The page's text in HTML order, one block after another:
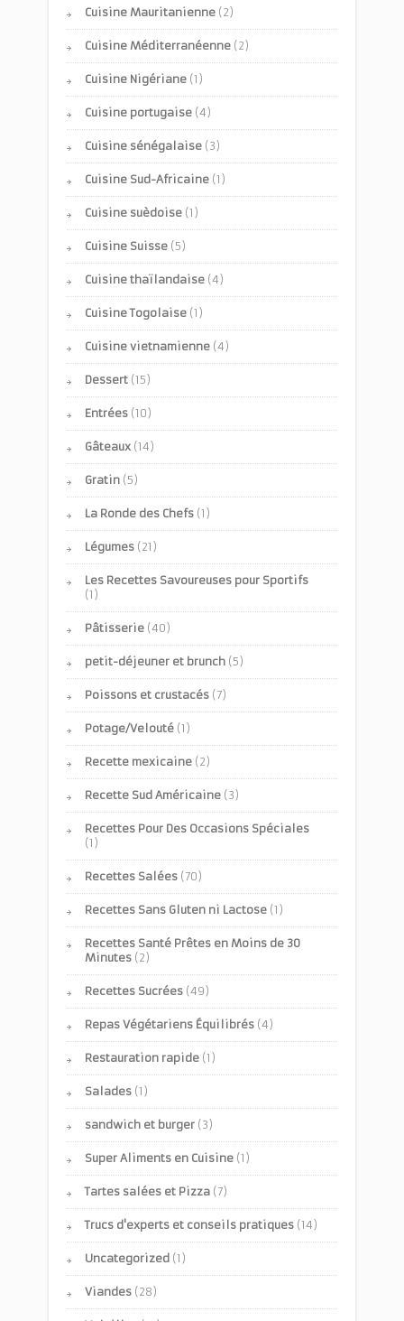
Cuisine Mauritanienne (2)
Cuisine Méditerranéenne (2)
Cuisine Nigériane (1)
Cuisine portugaise (4)
Cuisine sénégalaise (3)
Cuisine Sud-Africaine (1)
Cuisine suèdoise (1)
Cuisine Suisse (5)
Cuisine thaïlandaise (4)
Cuisine Togolaise (1)
Cuisine vietnamienne (4)
Dessert (15)
Entrées (10)
Gâteaux (14)
Gratin (5)
La Ronde des Chefs (1)
Légumes (21)
Les Recettes Savoureuses pour Sportifs
(1)
Pâtisserie (40)
petit-déjeuner et brunch (5)
Poissons et crustacés (7)
Potage/Velouté (1)
Recette mexicaine (2)
Recette Sud Américaine (3)
Recettes Pour Des Occasions Spéciales
(1)
Recettes Salées (70)
Recettes Sans Gluten ni Lactose (1)
Recettes Santé Prêtes en Moins de 30
Minutes (2)
Recettes Sucrées (49)
Repas Végétariens Équilibrés (4)
Restauration rapide (1)
Salades (1)
sandwich et burger (3)
Super Aliments en Cuisine (1)
Tartes salées et Pizza (7)
Trucs d'experts et conseils pratiques (14)
Uncategorized (1)
Viandes (28)